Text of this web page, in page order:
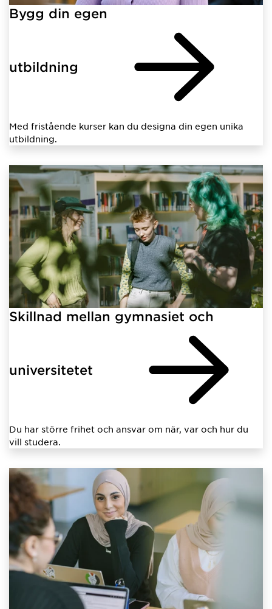
Bygg din egen
utbildning
Med fristående kurser kan du designa din egen unika
utbildning.
Skillnad mellan gymnasiet och
universitetet
Du har större frihet och ansvar om när, var och hur du
vill studera.